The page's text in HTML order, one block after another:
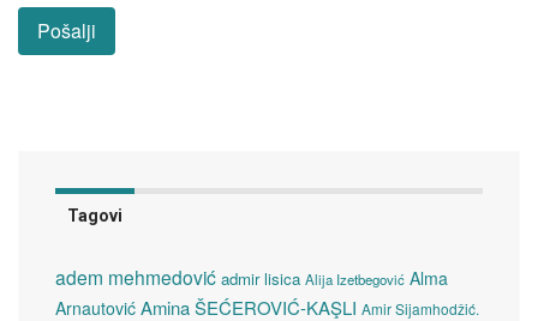
Tagovi
adem mehmedović admir lisica Alija Izetbegović Alma
Arnautović Amina ŠEĆEROVIĆ-KAŞLI Amir Sijamhodžić.